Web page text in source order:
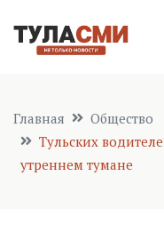
Главная
Общество
Тульских
утреннем тумане